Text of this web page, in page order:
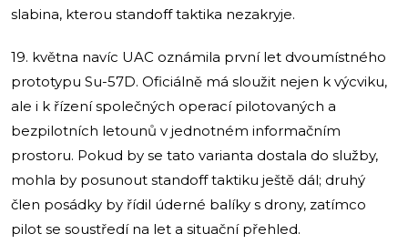
slabina, kterou standoff taktika nezakryje.
19. května navíc UAC oznámila první let dvoumístného
prototypu Su-57D. Oficiálně má sloužit nejen k výcviku,
ale i k řízení společných operací pilotovaných a
bezpilotních letounů v jednotném informačním
prostoru. Pokud by se tato varianta dostala do služby,
mohla by posunout standoff taktiku ještě dál; druhý
člen posádky by řídil úderné balíky s drony, zatímco
pilot se soustředí na let a situační přehled.